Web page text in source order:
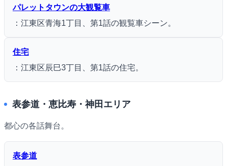
パレットタウンの大観覧車
：江東区青海1丁目、第1話の観覧車シーン。
住宅
：江東区辰巳3丁目、第1話の住宅。
表参道・恵比寿・神田エリア
都心の各話舞台。
表参道